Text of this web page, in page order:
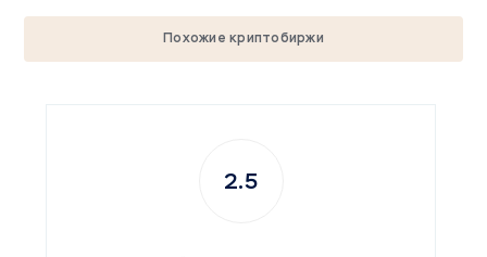
Похожие криптобиржи
2.5